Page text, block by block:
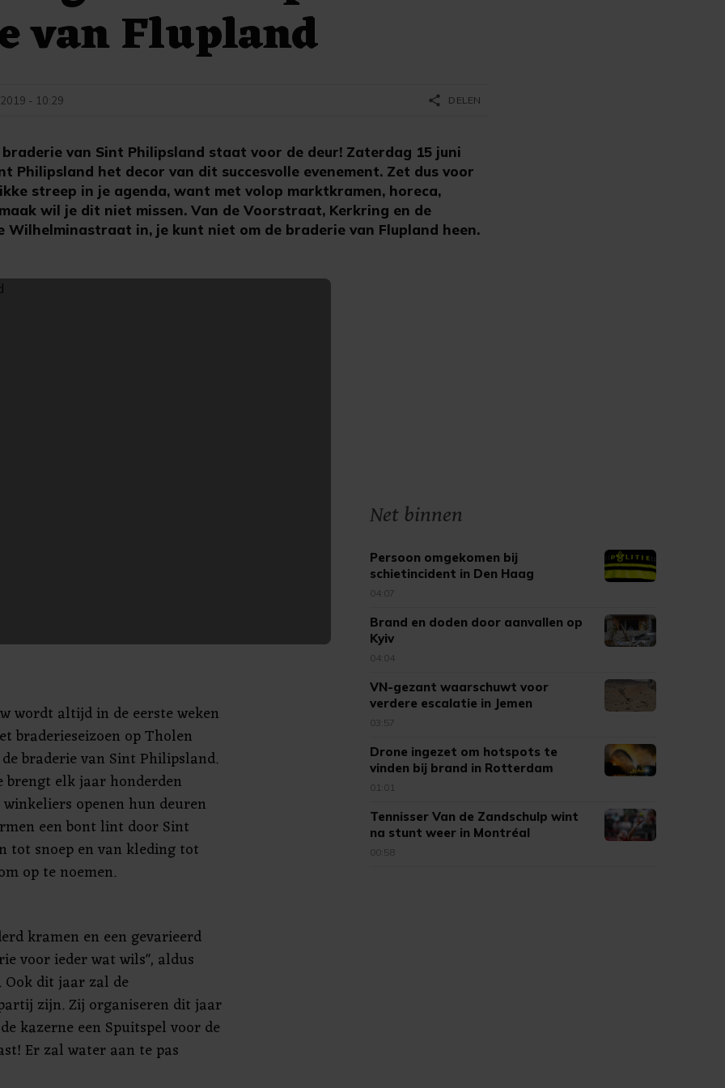
van Flupland
braderie van Sint Philipsland staat voor de deur! Zaterdag 15 juni
Philipsland het decor van dit succesvolle evenement. Zet dus voor
streep in je agenda, want met volop marktkramen, horeca,
wil je dit niet missen. Van de Voorstraat, Kerkring en de
in, je kunt niet om de braderie van Flupland heen.
- 10:29 share DELEN
wordt altijd in de eerste weken
braderieseizoen op Tholen
braderie van Sint Philipsland.
brengt elk jaar honderden
winkeliers openen hun deuren
een bont lint door Sint
tot snoep en van kleding tot
op te noemen.
kramen en een gevarieerd
voor ieder wat wils", aldus
Ook dit jaar zal de
zijn. Zij organiseren dit jaar
kazerne een Spuitspel voor de
Er zal water aan te pas
Net binnen
Persoon omgekomen bij
schietincident in Den Haag
04:07
Brand en doden door aanvallen op
Kyiv
04:04
VN-gezant waarschuwt voor
verdere escalatie in Jemen
03:57
Drone ingezet om hotspots te
vinden bij brand in Rotterdam
01:01
Tennisser Van de Zandschulp wint
na stunt weer in Montréal
00:58